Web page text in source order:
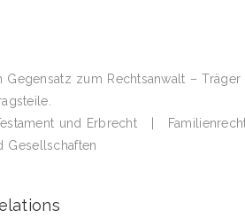
Gegensatz zum Rechtsanwalt –
und Erbrecht |
Gesellschaften